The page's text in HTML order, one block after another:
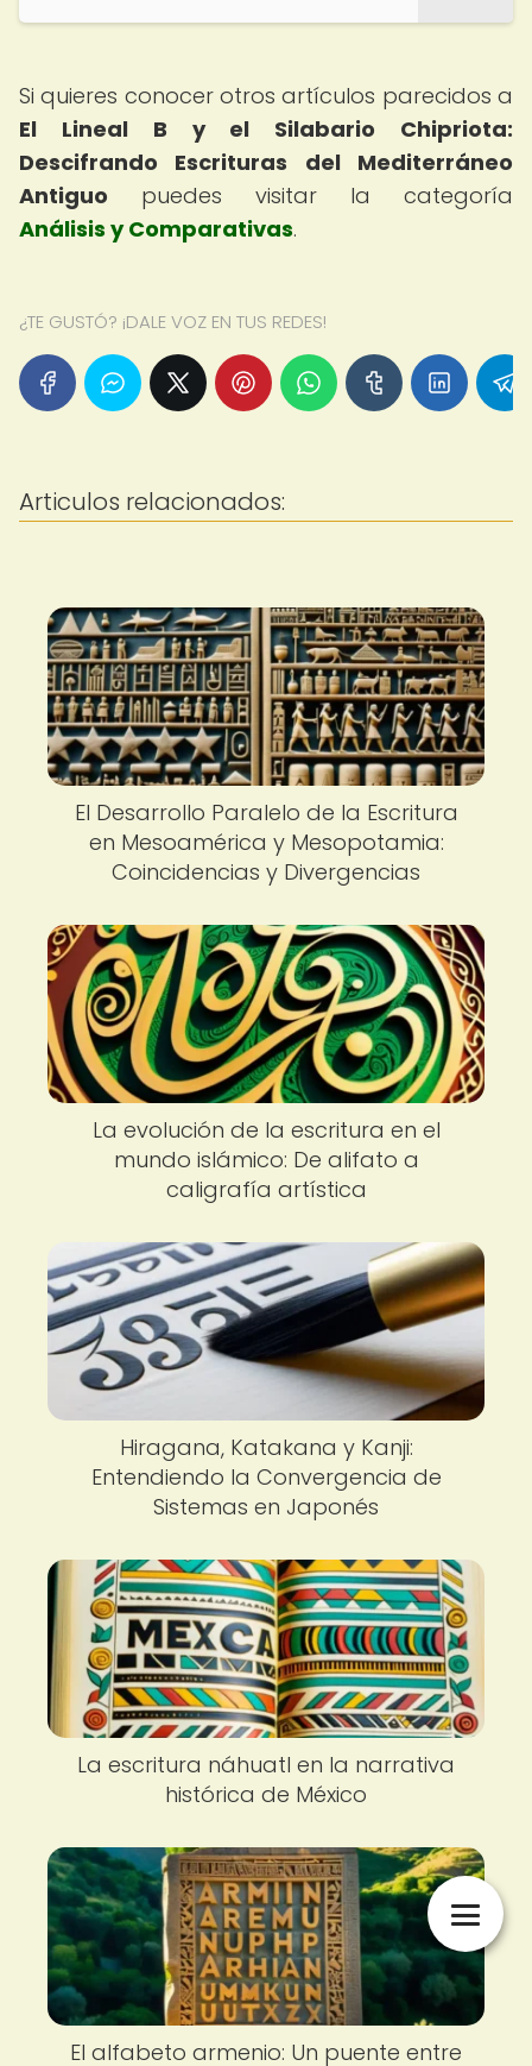
Si quieres conocer otros artículos parecidos a
El Lineal B y el Silabario Chipriota:
Descifrando Escrituras del Mediterráneo
Antiguo puedes visitar la categoría
Análisis y Comparativas.
¿TE GUSTÓ? ¡DALE VOZ EN TUS REDES!
Articulos relacionados:
El Desarrollo Paralelo de la Escritura
en Mesoamérica y Mesopotamia:
Coincidencias y Divergencias
La evolución de la escritura en el
mundo islámico: De alifato a
caligrafía artística
Hiragana, Katakana y Kanji:
Entendiendo la Convergencia de
Sistemas en Japonés
La escritura náhuatl en la narrativa
histórica de México
El alfabeto armenio: Un puente entre